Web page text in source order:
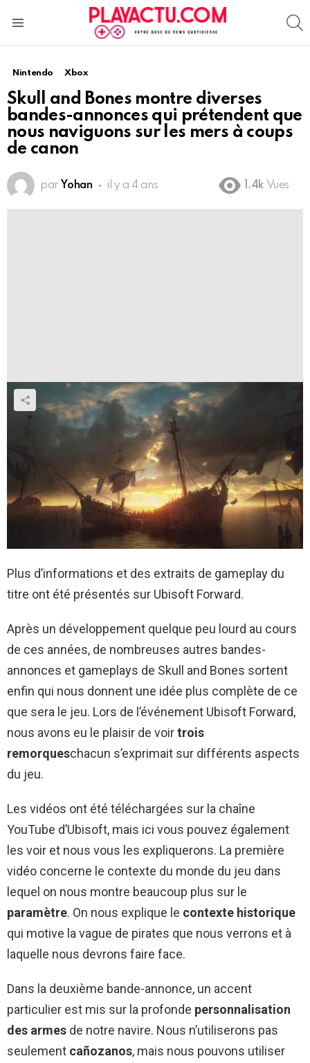
Nintendo Xbox
Skull and Bones montre diverses
bandes-annonces qui prétendent que
nous naviguons sur les mers à coups
de canon
par Yohan il y a 4 ans 1.4k Vues
Plus d’informations et des extraits de gameplay du
titre ont été présentés sur Ubisoft Forward.
Après un développement quelque peu lourd au cours
de ces années, de nombreuses autres bandes-
annonces et gameplays de Skull and Bones sortent
enfin qui nous donnent une idée plus complète de ce
que sera le jeu. Lors de l’événement Ubisoft Forward,
nous avons eu le plaisir de voirtrois
remorqueschacun s’exprimait sur différents aspects
du jeu.
Les vidéos ont été téléchargées sur la chaîne
YouTube d’Ubisoft, mais ici vous pouvez également
les voir et nous vous les expliquerons. La première
vidéo concerne le contexte du monde du jeu dans
lequel on nous montre beaucoup plus sur le
paramètre. On nous explique le contexte historique
qui motive la vague de pirates que nous verrons et à
laquelle nous devrons faire face.
Dans la deuxième bande-annonce, un accent
particulier est mis sur la profonde personnalisation
des armes de notre navire. Nous n’utiliserons pas
seulement cañozanos, mais nous pouvons utiliser